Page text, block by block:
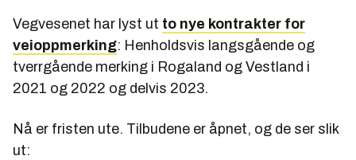
Vegvesenet har lyst ut to nye kontrakter for
veioppmerking: Henholdsvis langsgående og
tverrgående merking i Rogaland og Vestland i
2021 og 2022 og delvis 2023.
Nå er fristen ute. Tilbudene er åpnet, og de ser slik
ut: